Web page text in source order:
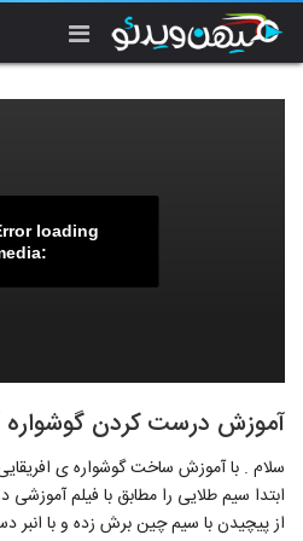
loading
آموزش درست کردن گوشواره
سلام . با آموزش ساخت گوشواره ی
ابتدا سیم طلایی را مطابق با فیلم آموزشی
از پیچیدن با سیم چین برش زده و با